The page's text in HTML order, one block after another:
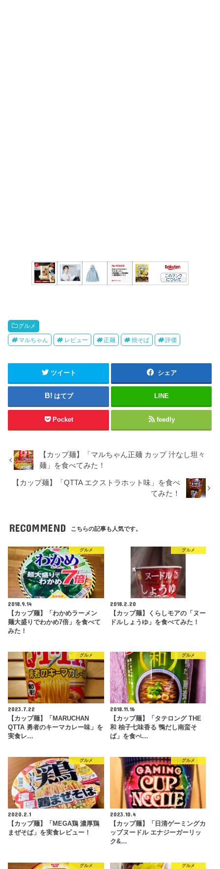
グルメ
マルちゃん レビュー 正麺 焼そば 評価
ツイート シェア
はてブ LINE
Pocket feedly
【カップ麺】「マルちゃん正麺 カップ 汁なし坦々
麺」を食べてみた！
【カップ麺】「QTTA エクストラホット味」を食べ
てみた！
RECOMMEND こちらの記事も人気です。
グルメ
2018.9.14
【カップ麺】「わかめラーメン
麺大盛りでわかめ7倍」を食べて
みた！
グルメ
2018.2.20
【カップ麺】くらしモアの「ヌー
ドルしょうゆ」を食べてみた！
グルメ
2023.7.22
【カップ麺】「MARUCHAN
QTTA 勇者のキーマカレー味」を
実食レ…
グルメ
2018.11.16
【カップ麺】「タテロング THE
和 柚子七味香る 鴨だし南蛮そ
ば」を食べ…
グルメ
2020.2.1
【カップ麺】「MEGA鶏 濃厚鶏
まぜそば」を実食レビュー！
グルメ
2023.10.4
【カップ麺】「日清ゲーミングカ
ップヌードル エナジーガーリッ
ク&…
グルメ グルメ